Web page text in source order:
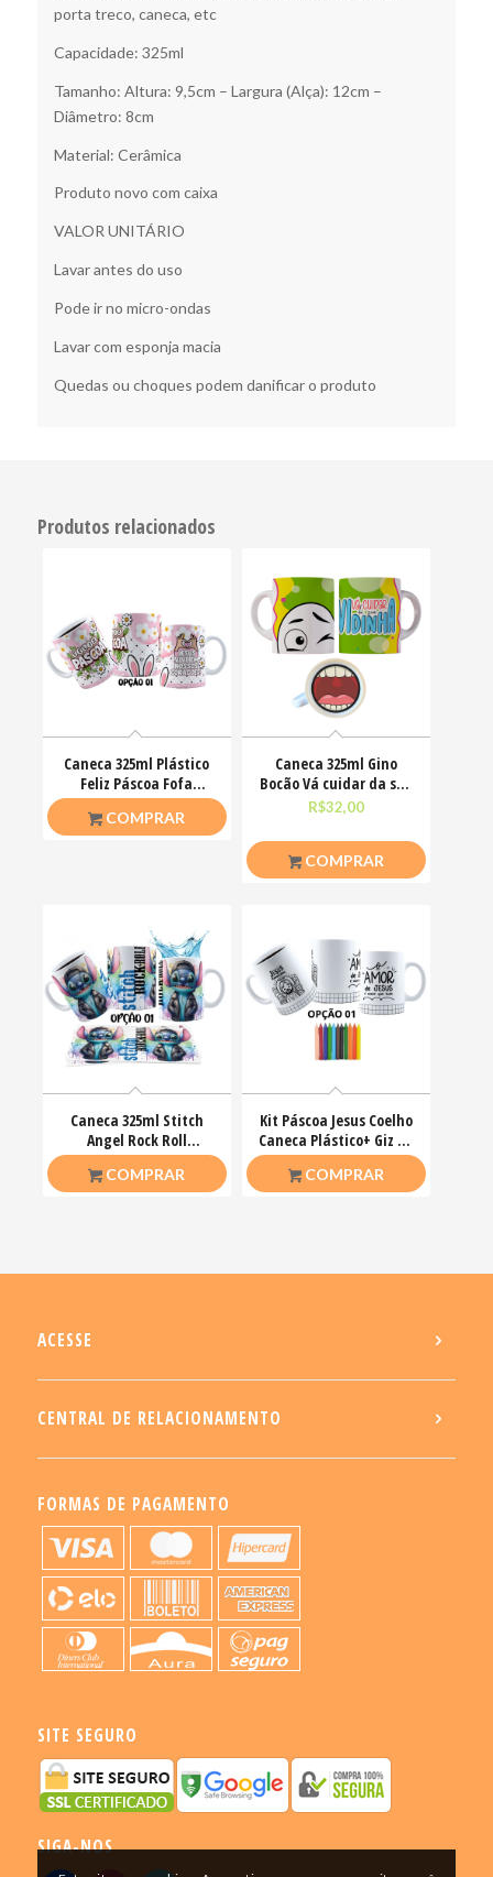
porta treco, caneca, etc
Capacidade: 325ml
Tamanho: Altura: 9,5cm – Largura (Alça): 12cm –
Diâmetro: 8cm
Material: Cerâmica
Produto novo com caixa
VALOR UNITÁRIO
Lavar antes do uso
Pode ir no micro-ondas
Lavar com esponja macia
Quedas ou choques podem danificar o produto
Produtos relacionados
Caneca 325ml Plástico
Feliz Páscoa Fofa
Coelhinhos Mimos
COMPRAR
Caneca 325ml Gino
Bocão Vá cuidar da sua
vidinha Engraçadas
R$32,00
COMPRAR
Caneca 325ml Stitch
Angel Rock Roll
Motoclub Motoqueiro
COMPRAR
Kit Páscoa Jesus Coelho
Caneca Plástico+ Giz De
Cera Colorir
COMPRAR
ACESSE
CENTRAL DE RELACIONAMENTO
FORMAS DE PAGAMENTO
SITE SEGURO
SIGA-NOS